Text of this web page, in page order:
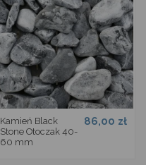
Kamień Black
Stone Otoczak 40-
60 mm
86,00 zł